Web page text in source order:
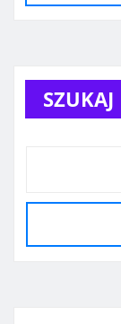
SZUKAJ